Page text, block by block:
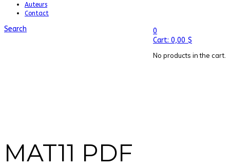
Auteurs
Contact
0
Cart: 0,00 $
No products in the cart.
Search
MAT11 PDF